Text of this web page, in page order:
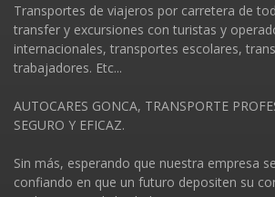
Transportes de viajeros por carretera de
transfer y excursiones con turistas y
internacionales, transportes escolares,
trabajadores. Etc...
AUTOCARES GONCA, TRANSPORTE
SEGURO Y EFICAZ.
Sin más, esperando que nuestra empresa
confiando en que un futuro depositen su